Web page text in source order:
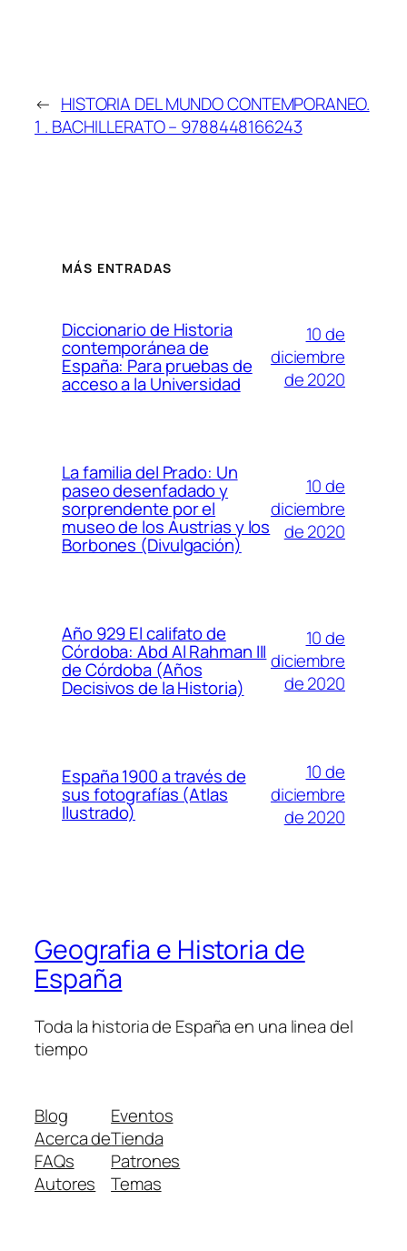
← HISTORIA DEL MUNDO CONTEMPORANEO.
1 . BACHILLERATO – 9788448166243
MÁS ENTRADAS
Diccionario de Historia
contemporánea de
España: Para pruebas de
acceso a la Universidad
10 de
diciembre
de 2020
La familia del Prado: Un
paseo desenfadado y
sorprendente por el
museo de los Austrias y los
Borbones (Divulgación)
10 de
diciembre
de 2020
Año 929 El califato de
Córdoba: Abd Al Rahman III
de Córdoba (Años
Decisivos de la Historia)
10 de
diciembre
de 2020
España 1900 a través de
sus fotografías (Atlas
Ilustrado)
10 de
diciembre
de 2020
Geografia e Historia de
España
Toda la historia de España en una linea del
tiempo
Blog
Acerca de
FAQs
Autores
Eventos
Tienda
Patrones
Temas